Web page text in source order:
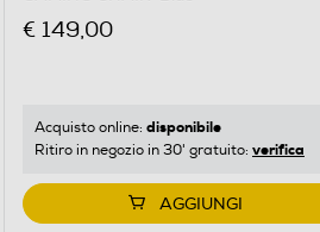
€ 149,00
Acquisto online: disponibile
Ritiro in negozio in 30' gratuito: verifica
AGGIUNGI